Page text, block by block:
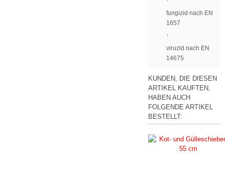
fungizid nach EN
1657
,
viruzid nach EN
14675
KUNDEN, DIE DIESEN
ARTIKEL KAUFTEN,
HABEN AUCH
FOLGENDE ARTIKEL
BESTELLT: